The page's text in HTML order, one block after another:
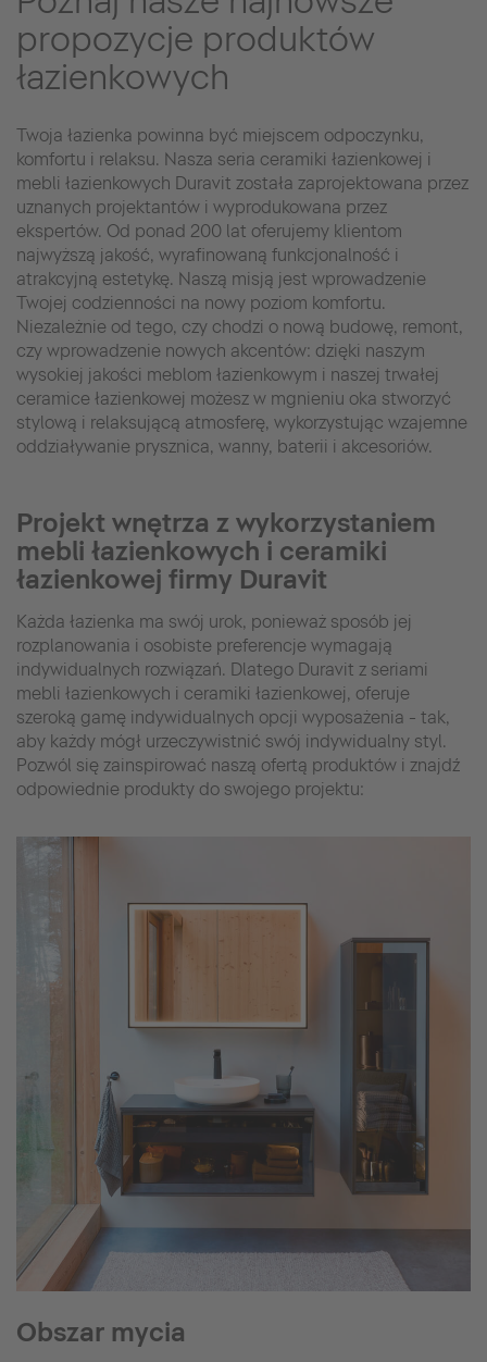
propozycje produktów
łazienkowych
Twoja łazienka powinna być miejscem odpoczynku,
komfortu i relaksu. Nasza seria ceramiki łazienkowej i
mebli łazienkowych Duravit została zaprojektowana przez
uznanych projektantów i wyprodukowana przez
ekspertów. Od ponad 200 lat oferujemy klientom
najwyższą jakość, wyrafinowaną funkcjonalność i
atrakcyjną estetykę. Naszą misją jest wprowadzenie
Twojej codzienności na nowy poziom komfortu.
Niezależnie od tego, czy chodzi o nową budowę, remont,
czy wprowadzenie nowych akcentów: dzięki naszym
wysokiej jakości meblom łazienkowym i naszej trwałej
ceramice łazienkowej możesz w mgnieniu oka stworzyć
stylową i relaksującą atmosferę, wykorzystując wzajemne
oddziaływanie prysznica, wanny, baterii i akcesoriów.
Projekt wnętrza z wykorzystaniem
mebli łazienkowych i ceramiki
łazienkowej firmy Duravit
Każda łazienka ma swój urok, ponieważ sposób jej
rozplanowania i osobiste preferencje wymagają
indywidualnych rozwiązań. Dlatego Duravit z seriami
mebli łazienkowych i ceramiki łazienkowej, oferuje
szeroką gamę indywidualnych opcji wyposażenia - tak,
aby każdy mógł urzeczywistnić swój indywidualny styl.
Pozwól się zainspirować naszą ofertą produktów i znajdź
odpowiednie produkty do swojego projektu:
Obszar mycia